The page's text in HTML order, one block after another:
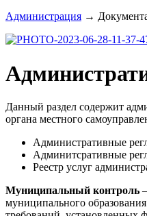
Администрация →
Данный раздел содержит
органа местного
Административные
Админитсративные
Реестр услуг
Муниципальный контроль
муниципального